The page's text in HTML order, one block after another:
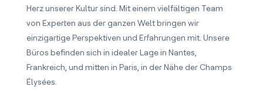
Herz unserer Kultur sind. Mit einem vielfältigen Team
von Experten aus der ganzen Welt bringen wir
einzigartige Perspektiven und Erfahrungen mit. Unsere
Büros befinden sich in idealer Lage in Nantes,
Frankreich, und mitten in Paris, in der Nähe der Champs
Élysées.